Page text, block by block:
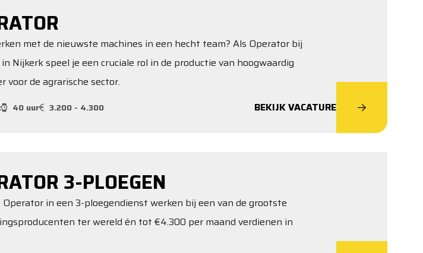
met de nieuwste machines in een hecht team? Als Operator bij
Nijkerk speel je een cruciale rol in de productie van hoogwaardig
voor de agrarische sector.
40 uur 3.200 - 4.300 BEKIJK VACATURE
3-PLOEGEN
Operator in een 3-ploegendienst werken bij een van de grootste
ter wereld én tot €4.300 per maand verdienen in